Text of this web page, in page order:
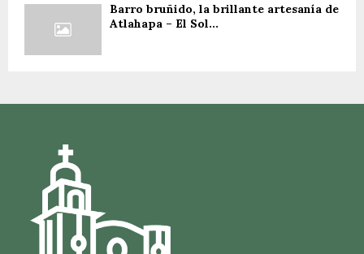
Barro bruñido, la brillante artesanía de
Atlahapa – El Sol...